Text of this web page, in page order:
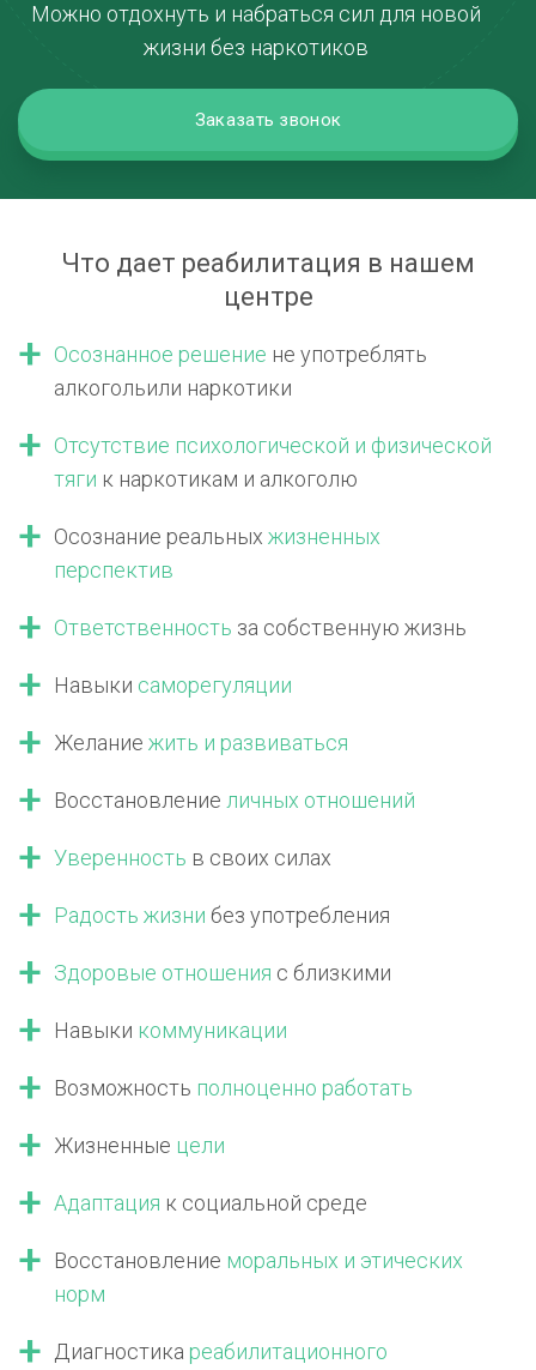
Можно отдохнуть и набраться сил для новой
жизни без наркотиков
Заказать звонок
Что дает реабилитация в нашем
центре
Осознанное решение не употреблять
алкогольили наркотики
Отсутствие психологической и физической
тяги к наркотикам и алкоголю
Осознание реальных жизненных
перспектив
Ответственность за собственную жизнь
Навыки саморегуляции
Желание жить и развиваться
Восстановление личных отношений
Уверенность в своих силах
Радость жизни без употребления
Здоровые отношения с близкими
Навыки коммуникации
Возможность полноценно работать
Жизненные цели
Адаптация к социальной среде
Восстановление моральных и этических
норм
Диагностика реабилитационного